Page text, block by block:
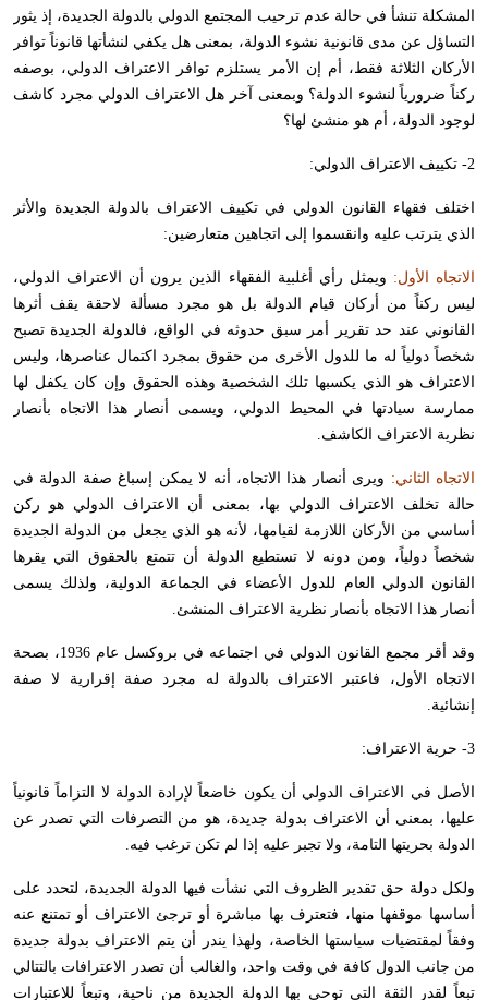
المشكلة تنشأ في حالة عدم ترحيب المجتمع الدولي بالدولة الجديدة، إذ يثور
التساؤل عن مدى قانونية نشوء الدولة، بمعنى هل يكفي لنشأتها قانوناً توافر
الأركان الثلاثة فقط، أم إن الأمر يستلزم توافر الاعتراف الدولي، بوصفه
ركناً ضرورياً لنشوء الدولة؟ وبمعنى آخر هل الاعتراف الدولي مجرد كاشف
لوجود الدولة، أم هو منشئ لها؟
2- تكييف الاعتراف الدولي:
اختلف فقهاء القانون الدولي في تكييف الاعتراف بالدولة الجديدة والأثر
الذي يترتب عليه وانقسموا إلى اتجاهين متعارضين:
الاتجاه الأول: ويمثل رأي أغلبية الفقهاء الذين يرون أن الاعتراف الدولي،
ليس ركناً من أركان قيام الدولة بل هو مجرد مسألة لاحقة يقف أثرها
القانوني عند حد تقرير أمر سبق حدوثه في الواقع، فالدولة الجديدة تصبح
شخصاً دولياً له ما للدول الأخرى من حقوق بمجرد اكتمال عناصرها، وليس
الاعتراف هو الذي يكسبها تلك الشخصية وهذه الحقوق وإن كان يكفل لها
ممارسة سيادتها في المحيط الدولي، ويسمى أنصار هذا الاتجاه بأنصار
نظرية الاعتراف الكاشف.
الاتجاه الثاني: ويرى أنصار هذا الاتجاه، أنه لا يمكن إسباغ صفة الدولة في
حالة تخلف الاعتراف الدولي بها، بمعنى أن الاعتراف الدولي هو ركن
أساسي من الأركان اللازمة لقيامها، لأنه هو الذي يجعل من الدولة الجديدة
شخصاً دولياً، ومن دونه لا تستطيع الدولة أن تتمتع بالحقوق التي يقرها
القانون الدولي العام للدول الأعضاء في الجماعة الدولية، ولذلك يسمى
أنصار هذا الاتجاه بأنصار نظرية الاعتراف المنشئ.
وقد أقر مجمع القانون الدولي في اجتماعه في بروكسل عام 1936، بصحة
الاتجاه الأول، فاعتبر الاعتراف بالدولة له مجرد صفة إقرارية لا صفة
إنشائية.
3- حرية الاعتراف:
الأصل في الاعتراف الدولي أن يكون خاضعاً لإرادة الدولة لا التزاماً قانونياً
عليها، بمعنى أن الاعتراف بدولة جديدة، هو من التصرفات التي تصدر عن
الدولة بحريتها التامة، ولا تجبر عليه إذا لم تكن ترغب فيه.
ولكل دولة حق تقدير الظروف التي نشأت فيها الدولة الجديدة، لتحدد على
أساسها موقفها منها، فتعترف بها مباشرة أو ترجئ الاعتراف أو تمتنع عنه
وفقاً لمقتضيات سياستها الخاصة، ولهذا يندر أن يتم الاعتراف بدولة جديدة
من جانب الدول كافة في وقت واحد، والغالب أن تصدر الاعترافات بالتتالي
تبعاً لقدر الثقة التي توحي بها الدولة الجديدة من ناحية، وتبعاً للاعتبارات